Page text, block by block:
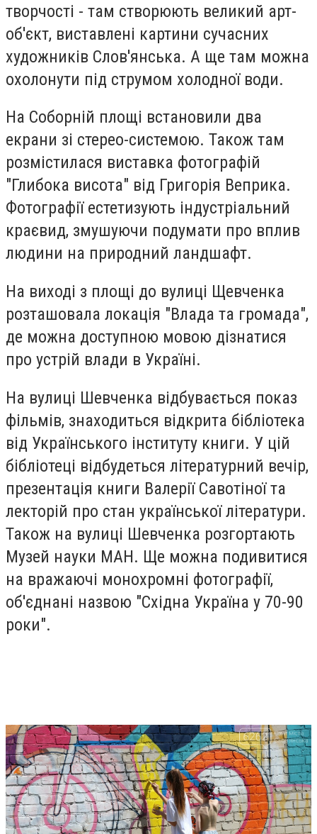
творчості - там створюють великий арт-
об'єкт, виставлені картини сучасних
художників Слов'янська. А ще там можна
охолонути під струмом холодної води.
На Соборній площі встановили два
екрани зі стерео-системою. Також там
розмістилася виставка фотографій
"Глибока висота" від Григорія Веприка.
Фотографії естетизують індустріальний
краєвид, змушуючи подумати про вплив
людини на природний ландшафт.
На виході з площі до вулиці Щевченка
розташовала локація "Влада та громада",
де можна доступною мовою дізнатися
про устрій влади в Україні.
На вулиці Шевченка відбувається показ
фільмів, знаходиться відкрита бібліотека
від Українського інституту книги. У цій
бібліотеці відбудеться літературний вечір,
презентація книги Валерії Савотіної та
лекторій про стан української літератури.
Також на вулиці Шевченка розгортають
Музей науки МАН. Ще можна подивитися
на вражаючі монохромні фотографії,
об'єднані назвою "Східна Україна у 70-90
роки".